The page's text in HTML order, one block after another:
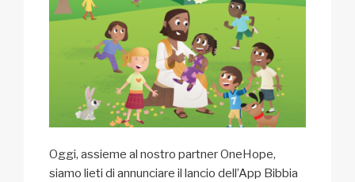
Oggi, assieme al nostro partner OneHope,
siamo lieti di annunciare il lancio dell’App Bibbia